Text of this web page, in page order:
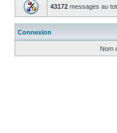
43172 messages au
Connexion
Nom